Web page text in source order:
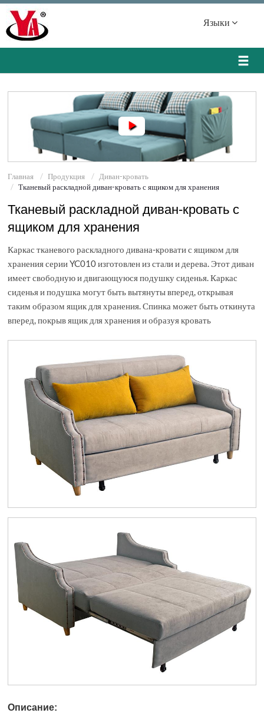
Языки
Главная Продукция
Диван-кровать
Тканевый раскладной диван-кровать с ящиком для хранения
Тканевый раскладной диван-кровать с
ящиком для хранения
Каркас тканевого раскладного дивана-кровати с ящиком для
хранения серии YC010 изготовлен из стали и дерева. Этот диван
имеет свободную и двигающуюся подушку сиденья. Каркас
сиденья и подушка могут быть вытянуты вперед, открывая
таким образом ящик для хранения. Спинка может быть откинута
вперед, покрыв ящик для хранения и образуя кровать
Описание: